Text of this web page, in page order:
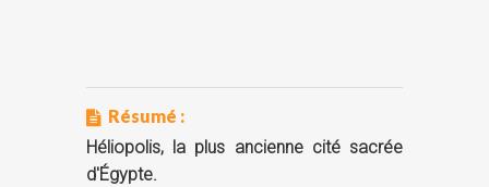
Résumé :
Héliopolis, la plus ancienne cité sacrée
d'Égypte.